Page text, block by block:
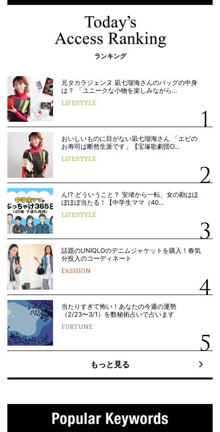
ランキング
元タカラジェンヌ 凪七瑠海さんのバッグの中身
は？ 「ユニークな小物を楽しみながら…
LIFESTYLE
おいしいものに目がない凪七瑠海さん 「エビの
お寿司は断然生派です」【宝塚歌劇団O…
LIFESTYLE
ん!? どういうこと？ 安堵から一転、女の勘はほ
ぼほぼ当たる！【中学生ママ（40…
LIFESTYLE
話題のUNIQLOのデニムジャケットを購入！春気
分投入のコーディネート
FASHION
当たりすぎて怖い！あなたの今週の運勢
（2/23〜3/1）を数秘術占いで占います
FORTUNE
もっと見る